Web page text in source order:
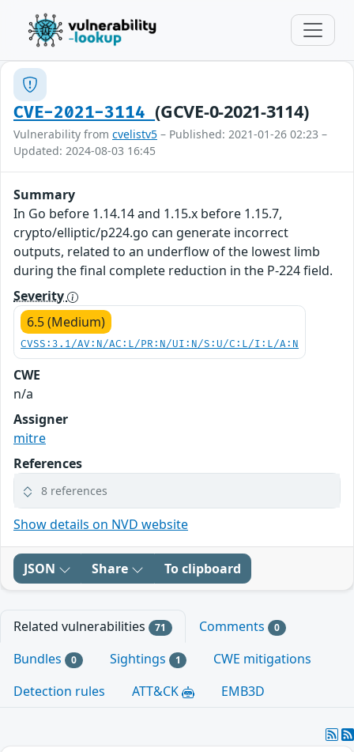
CVE-2021-3114(GCVE-0-2021-3114)
Vulnerability from cvelistv5 – Published: 2021-01-26 02:23 –
Updated: 2024-08-03 16:45
Summary
In Go before 1.14.14 and 1.15.x before 1.15.7,
crypto/elliptic/p224.go can generate incorrect
outputs, related to an underflow of the lowest limb
during the final complete reduction in the P-224 field.
Severity
6.5 (Medium)
CVSS:3.1/AV:N/AC:L/PR:N/UI:N/S:U/C:L/I:L/A:N
CWE
n/a
Assigner
mitre
References
8 references
Show details on NVD website
JSON Share To clipboard
Related vulnerabilities 71 Comments 0
Bundles 0 Sightings 1
CWE mitigations
Detection rules
ATT&CK EMB3D